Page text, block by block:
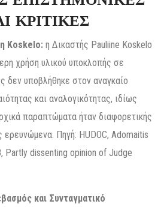
ΚΡΙΤΙΚΕΣ
Koskelo: η Δικαστής Pauliine Koskelo
χρήση υλικού υποκλοπής σε
δεν υποβλήθηκε στον αναγκαίο
και αναλογικότητας, ιδίως
παραπτώματα ήταν διαφορετικής
Πηγή: HUDOC, Adomaitis
Partly dissenting opinion of Judge
και Συνταγματικό